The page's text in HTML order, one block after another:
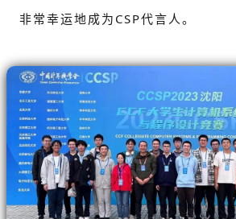
非常幸运地成为CSP代言人。